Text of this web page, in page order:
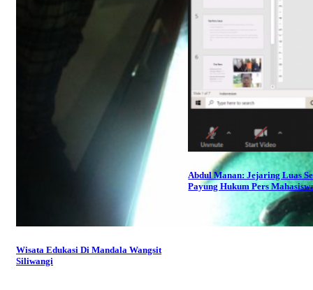
Wisata Edukasi Di Mandala Wangsit
Siliwangi
Abdul Manan: Jejaring Luas
Payung Hukum Pers